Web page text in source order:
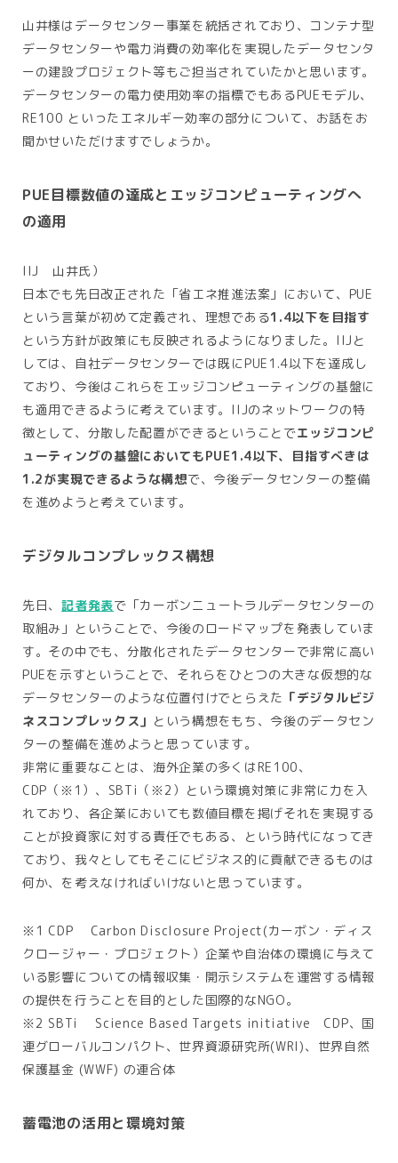
山井様はデータセンター事業を統括されており、コンテナ型
データセンターや電力消費の効率化を実現したデータセンタ
ーの建設プロジェクト等もご担当されていたかと思います。
データセンターの電力使用効率の指標でもあるPUEモデル、
RE100 といったエネルギー効率の部分について、お話をお
聞かせいただけますでしょうか。
PUE目標数値の達成とエッジコンピューティングへ
の適用
IIJ 山井氏）
日本でも先日改正された「省エネ推進法案」において、PUE
という言葉が初めて定義され、理想である1.4以下を目指す
という方針が政策にも反映されるようになりました。IIJと
しては、自社データセンターでは既にPUE1.4以下を達成し
ており、今後はこれらをエッジコンピューティングの基盤に
も適用できるように考えています。IIJのネットワークの特
徴として、分散した配置ができるということでエッジコンピ
ューティングの基盤においてもPUE1.4以下、目指すべきは
1.2が実現できるような構想で、今後データセンターの整備
を進めようと考えています。
デジタルコンプレックス構想
先日、記者発表で「カーボンニュートラルデータセンターの
取組み」ということで、今後のロードマップを発表していま
す。その中でも、分散化されたデータセンターで非常に高い
PUEを示すということで、それらをひとつの大きな仮想的な
データセンターのような位置付けでとらえた 「デジタルビジ
ネスコンプレックス」 という構想をもち、今後のデータセン
ターの整備を進めようと思っています。
非常に重要なことは、海外企業の多くはRE100、
CDP（※1）、SBTi（※2）という環境対策に非常に力を入
れており、各企業においても数値目標を掲げそれを実現する
ことが投資家に対する責任でもある、という時代になってき
ており、我々としてもそこにビジネス的に貢献できるものは
何か、を考えなければいけないと思っています。
※1 CDP Carbon Disclosure Project(カーボン・ディス
クロージャー・プロジェクト）企業や自治体の環境に与えて
いる影響についての情報収集・開示システムを運営する情報
の提供を行うことを目的とした国際的なNGO。
※2 SBTi Science Based Targets initiative CDP、国
連グローバルコンパクト、世界資源研究所(WRI)、世界自然
保護基金 (WWF) の連合体
蓄電池の活用と環境対策